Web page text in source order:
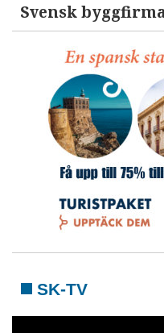
Svensk
SK-TV